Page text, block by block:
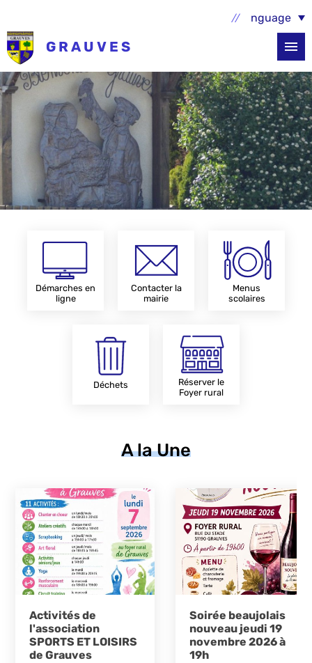
Select Language
GRAUVES
Démarches en
ligne
Contacter la
mairie
Menus
scolaires
Déchets
Réserver le
Foyer rural
A la Une
Activités de
l'association
SPORTS ET LOISIRS
de Grauves
Soirée beaujolais
nouveau jeudi 19
novembre 2026 à
19h